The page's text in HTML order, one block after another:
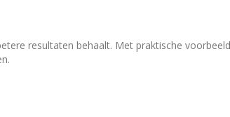
resultaten behaalt. Met praktische